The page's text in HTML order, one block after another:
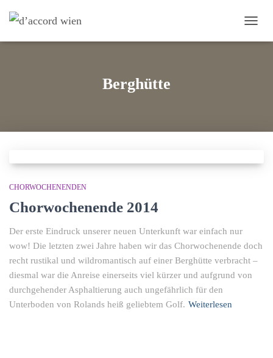
Berghütte
CHORWOCHENENDEN
Chorwochenende 2014
Der erste Eindruck unserer neuen Unterkunft war einfach nur
wow! Die letzten zwei Jahre haben wir das Chorwochenende doch
recht rustikal und wildromantisch auf einer Berghütte verbracht –
diesmal war die Anreise einerseits viel kürzer und aufgrund von
durchgehender Asphaltierung auch ungefährlich für den
Unterboden von Rolands heiß geliebtem Golf. Weiterlesen